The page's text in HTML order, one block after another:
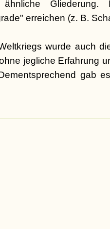
Gliederung.
erreichen (z. B.
wurde auch
jegliche Erfahrung
gab